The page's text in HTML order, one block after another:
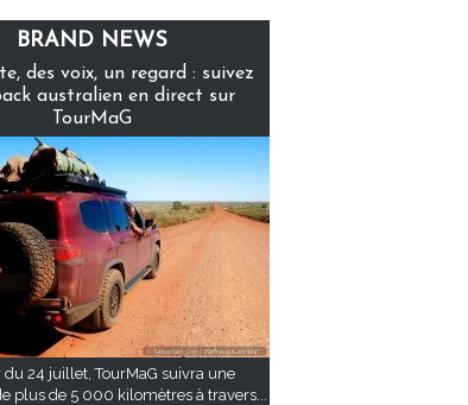
BRAND NEWS
des voix, un regard : suivez
australien en direct sur
TourMaG
du 24 juillet, TourMaG suivra une
plus de 5 000 kilomètres à travers...